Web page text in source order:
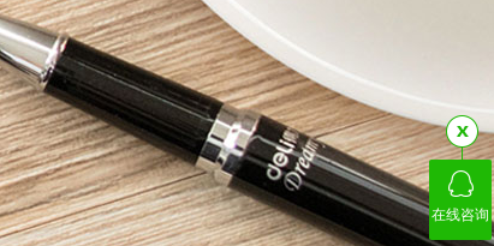
在线咨询